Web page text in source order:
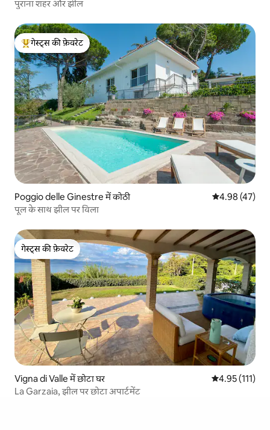
पुराना शहर और झील
गेस्ट्स का टॉप फ़ेवरेट
गेस्ट्स की फ़ेवरेट
Poggio delle Ginestre में कोठी औसत रेटिंग 5 में
4.98 (47)
पूल के साथ झील पर विला
गेस्ट्स की फ़ेवरेट
गेस्ट्स की फ़ेवरेट
Vigna di Valle में छोटा घर औसत रेटिंग 5 में से
4.95 (111)
La Garzaia, झील पर छोटा अपार्टमेंट